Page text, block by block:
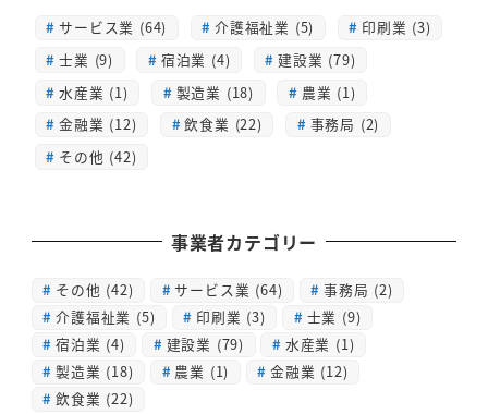
サービス業 (64) 介護福祉業 (5)
印刷業 (3)
士業 (9)
宿泊業 (4)
建設業 (79)
水産業 (1)
製造業 (18)
農業 (1)
金融業 (12)
飲食業 (22)
事務局 (2)
その他 (42)
事業者カテゴリー
その他 (42) サービス業 (64) 事務局 (2)
介護福祉業 (5) 印刷業 (3) 士業 (9)
宿泊業 (4) 建設業 (79) 水産業 (1)
製造業 (18) 農業 (1) 金融業 (12)
飲食業 (22)